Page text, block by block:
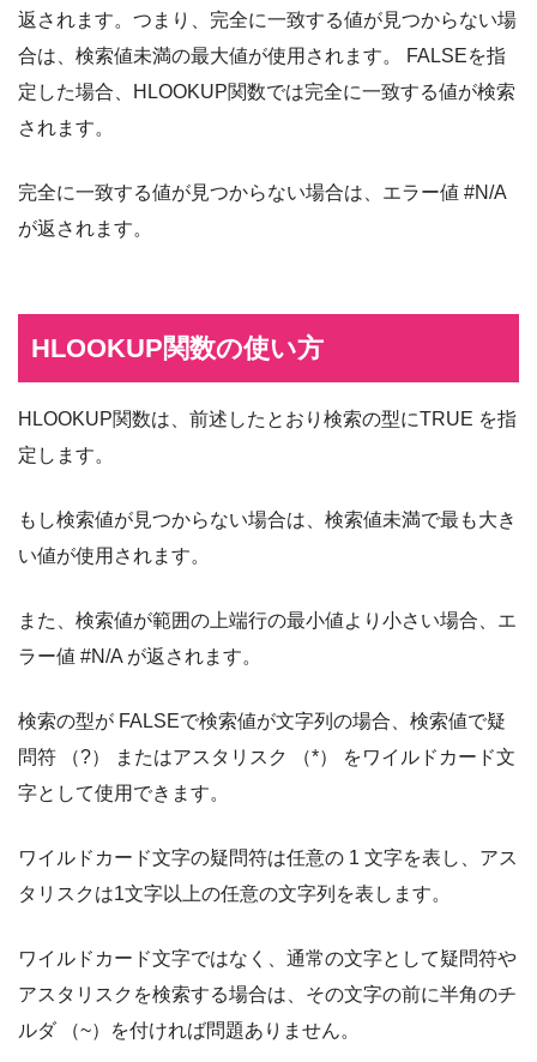
返されます。つまり、完全に一致する値が見つからない場
合は、検索値未満の最大値が使用されます。 FALSEを指
定した場合、HLOOKUP関数では完全に一致する値が検索
されます。
完全に一致する値が見つからない場合は、エラー値 #N/A
が返されます。
HLOOKUP関数の使い方
HLOOKUP関数は、前述したとおり検索の型にTRUE を指
定します。
もし検索値が見つからない場合は、検索値未満で最も大き
い値が使用されます。
また、検索値が範囲の上端行の最小値より小さい場合、エ
ラー値 #N/A が返されます。
検索の型が FALSEで検索値が文字列の場合、検索値で疑
問符 （?） またはアスタリスク （*） をワイルドカード文
字として使用できます。
ワイルドカード文字の疑問符は任意の 1 文字を表し、アス
タリスクは1文字以上の任意の文字列を表します。
ワイルドカード文字ではなく、通常の文字として疑問符や
アスタリスクを検索する場合は、その文字の前に半角のチ
ルダ （~）を付ければ問題ありません。